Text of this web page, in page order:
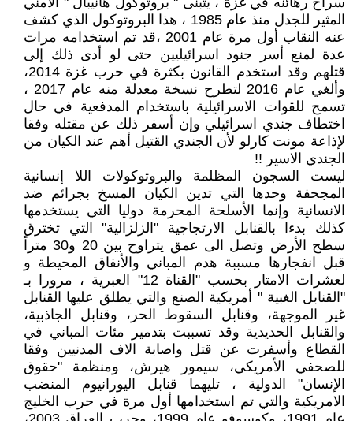
المثير للجدل منذ عام 1985 ، هذا البروتوكول الذي كشف
عنه النقاب أول مرة عام 2001 ،قد تم استخدامه مرات
عدة لمنع أسر جنود اسرائيليين حتى لو أدى ذلك إلى
قتلهم وقد استخدم القانون بكثرة في حرب غزة 2014،
وألغي عام 2016 لتطرح نسخة معدلة منه عام 2017 ،
تسمح للقوات الاسرائيلية باستخدام المدفعية في حال
اختطاف جندي اسرائيلي وإن أسفر ذلك عن مقتله وفقا
لإذاعة مونت كارلو لأن الجندي القتيل أهم عند الكيان من
الجندي الاسير !!
ليست السجون المظلمة والبروتوكولات اللا إنسانية
المجحفة وحدها التي تدين الكيان المسخ بجرائم ضد
الانسانية وإنما الأسلحة المحرمة دوليا التي يستخدمها
كذلك بدءا بالقنابل الارتجاجية "الزلزالية" التي تخترق
سطح الأرض وتصل الى عمق يتراوح بين 20 و30 متراً
قبل انفجارها مسببة هدم المباني والأنفاق المحيطة و
لعشرات الامتار بحسب "القناة 12" العبرية ، مرورا بـ
"القنابل الغبية " أمريكية الصنع والتي يطلق عليها القنابل
غير الموجهة، وقنابل السقوط الحر، وقنابل الجاذبية،
والقنابل الحديدية وقد تسببت بتدمير مئات المباني في
القطاع وأسفرت عن قتل واصابة الاف المدنيين وفقا
للصحفي الأمريكي، سيمور هيرش، ومنظمة "حقوق
الإنسان" الدولية ، تليهما قنابل اليورانيوم المنضب
الامريكية والتي تم استخدامها أول مرة في حرب الخليج